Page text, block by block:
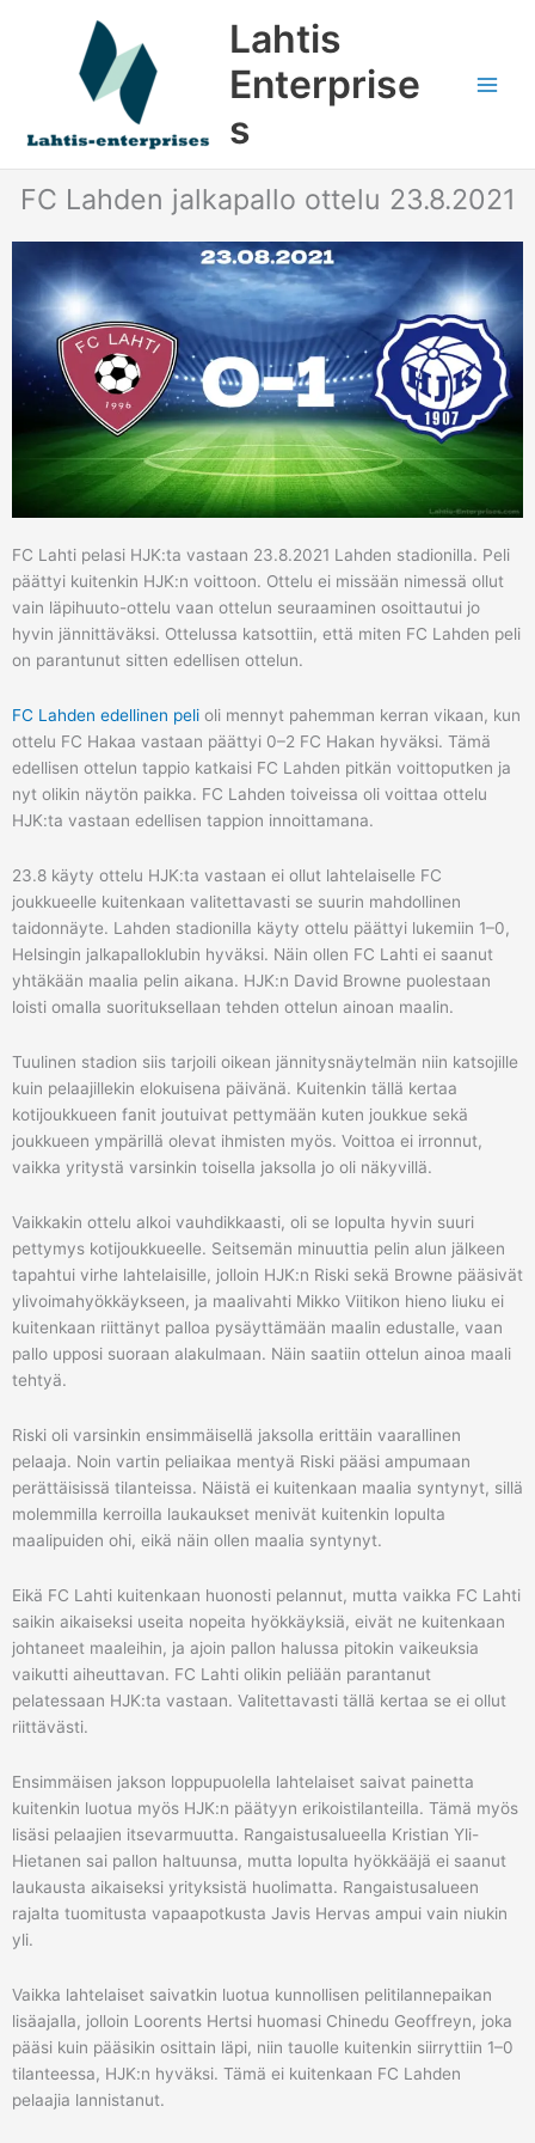
Lahtis
Enterprise
s
FC Lahden jalkapallo ottelu 23.8.2021
FC Lahti pelasi HJK:ta vastaan 23.8.2021 Lahden stadionilla. Peli
päättyi kuitenkin HJK:n voittoon. Ottelu ei missään nimessä ollut
vain läpihuuto-ottelu vaan ottelun seuraaminen osoittautui jo
hyvin jännittäväksi. Ottelussa katsottiin, että miten FC Lahden peli
on parantunut sitten edellisen ottelun.
FC Lahden edellinen peli oli mennyt pahemman kerran vikaan, kun
ottelu FC Hakaa vastaan päättyi 0–2 FC Hakan hyväksi. Tämä
edellisen ottelun tappio katkaisi FC Lahden pitkän voittoputken ja
nyt olikin näytön paikka. FC Lahden toiveissa oli voittaa ottelu
HJK:ta vastaan edellisen tappion innoittamana.
23.8 käyty ottelu HJK:ta vastaan ei ollut lahtelaiselle FC
joukkueelle kuitenkaan valitettavasti se suurin mahdollinen
taidonnäyte. Lahden stadionilla käyty ottelu päättyi lukemiin 1–0,
Helsingin jalkapalloklubin hyväksi. Näin ollen FC Lahti ei saanut
yhtäkään maalia pelin aikana. HJK:n David Browne puolestaan
loisti omalla suorituksellaan tehden ottelun ainoan maalin.
Tuulinen stadion siis tarjoili oikean jännitysnäytelmän niin katsojille
kuin pelaajillekin elokuisena päivänä. Kuitenkin tällä kertaa
kotijoukkueen fanit joutuivat pettymään kuten joukkue sekä
joukkueen ympärillä olevat ihmisten myös. Voittoa ei irronnut,
vaikka yritystä varsinkin toisella jaksolla jo oli näkyvillä.
Vaikkakin ottelu alkoi vauhdikkaasti, oli se lopulta hyvin suuri
pettymys kotijoukkueelle. Seitsemän minuuttia pelin alun jälkeen
tapahtui virhe lahtelaisille, jolloin HJK:n Riski sekä Browne pääsivät
ylivoimahyökkäykseen, ja maalivahti Mikko Viitikon hieno liuku ei
kuitenkaan riittänyt palloa pysäyttämään maalin edustalle, vaan
pallo upposi suoraan alakulmaan. Näin saatiin ottelun ainoa maali
tehtyä.
Riski oli varsinkin ensimmäisellä jaksolla erittäin vaarallinen
pelaaja. Noin vartin peliaikaa mentyä Riski pääsi ampumaan
perättäisissä tilanteissa. Näistä ei kuitenkaan maalia syntynyt, sillä
molemmilla kerroilla laukaukset menivät kuitenkin lopulta
maalipuiden ohi, eikä näin ollen maalia syntynyt.
Eikä FC Lahti kuitenkaan huonosti pelannut, mutta vaikka FC Lahti
saikin aikaiseksi useita nopeita hyökkäyksiä, eivät ne kuitenkaan
johtaneet maaleihin, ja ajoin pallon halussa pitokin vaikeuksia
vaikutti aiheuttavan. FC Lahti olikin peliään parantanut
pelatessaan HJK:ta vastaan. Valitettavasti tällä kertaa se ei ollut
riittävästi.
Ensimmäisen jakson loppupuolella lahtelaiset saivat painetta
kuitenkin luotua myös HJK:n päätyyn erikoistilanteilla. Tämä myös
lisäsi pelaajien itsevarmuutta. Rangaistusalueella Kristian Yli-
Hietanen sai pallon haltuunsa, mutta lopulta hyökkääjä ei saanut
laukausta aikaiseksi yrityksistä huolimatta. Rangaistusalueen
rajalta tuomitusta vapaapotkusta Javis Hervas ampui vain niukin
yli.
Vaikka lahtelaiset saivatkin luotua kunnollisen pelitilannepaikan
lisäajalla, jolloin Loorents Hertsi huomasi Chinedu Geoffreyn, joka
pääsi kuin pääsikin osittain läpi, niin tauolle kuitenkin siirryttiin 1–0
tilanteessa, HJK:n hyväksi. Tämä ei kuitenkaan FC Lahden
pelaajia lannistanut.